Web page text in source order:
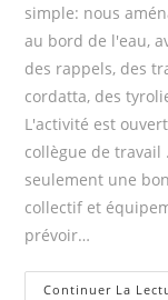
simple: nous
au bord de l'eau,
des rappels, des
cordatta, des
L'activité est
collègue de travail
seulement une
collectif et
prévoir…
Continuer La